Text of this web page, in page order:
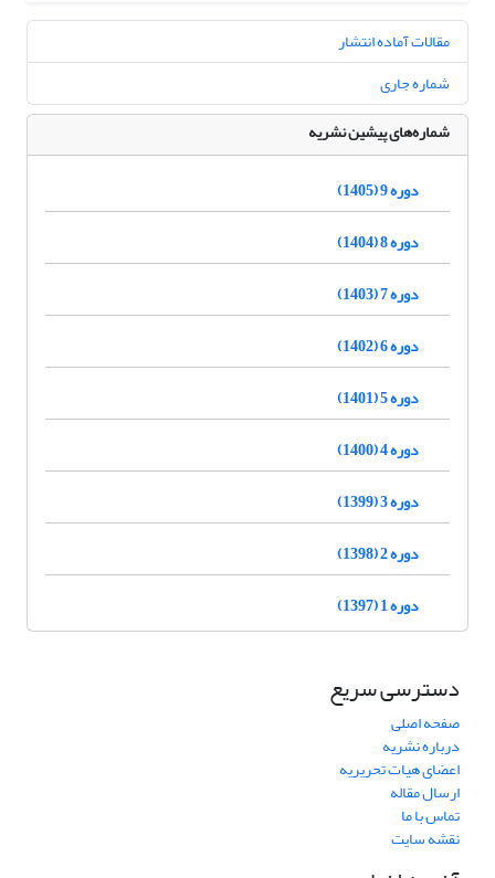
مقالات آماده انتشار
شماره جاری
شماره‌های پیشین نشریه
دوره 9 (1405)
دوره 8 (1404)
دوره 7 (1403)
دوره 6 (1402)
دوره 5 (1401)
دوره 4 (1400)
دوره 3 (1399)
دوره 2 (1398)
دوره 1 (1397)
دسترسی سریع
صفحه اصلی
درباره نشریه
اعضای هیات تحریریه
ارسال مقاله
تماس با ما
نقشه سایت